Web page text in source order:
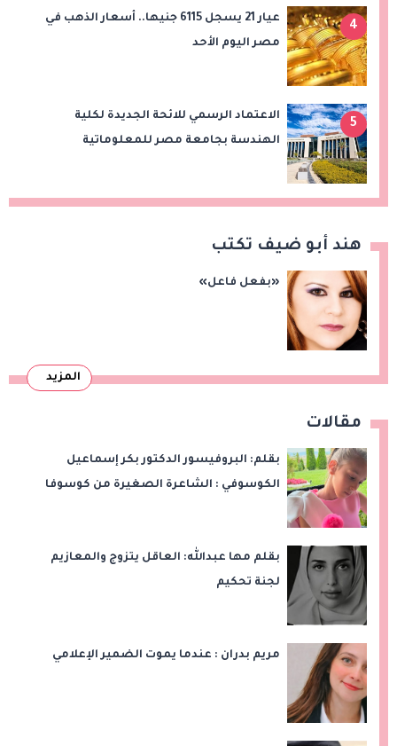
4
عيار 21 يسجل 6115 جنيها.. أسعار الذهب في
مصر اليوم الأحد
5
الاعتماد الرسمي للائحة الجديدة لكلية
الهندسة بجامعة مصر للمعلوماتية
هند أبو ضيف تكتب
«بفعل فاعل»
المزيد
مقالات
بقلم: البروفيسور الدكتور بكر إسماعيل
الكوسوفي : الشاعرة الصغيرة من كوسوفا
بقلم مها عبدالله: العاقل يتزوج والمعازيم
لجنة تحكيم
مريم بدران : عندما يموت الضمير الإعلامي